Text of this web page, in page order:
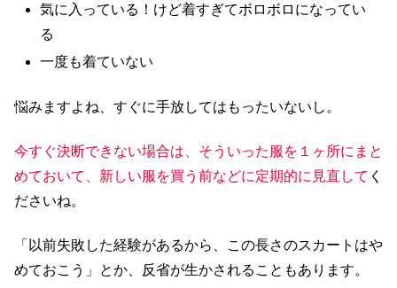
気に入っている！けど着すぎてボロボロになってい
る
一度も着ていない
悩みますよね、すぐに手放してはもったいないし。
今すぐ決断できない場合は、そういった服を１ヶ所にまと
めておいて、新しい服を買う前などに定期的に見直して く
ださいね。
「以前失敗した経験があるから、この長さのスカートはや
めておこう」とか、反省が生かされることもあります。